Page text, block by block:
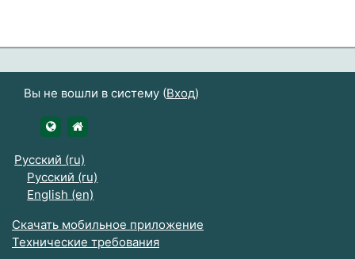
Вы не вошли в систему (Вход)
https://udsau.ru
Русский ‎(ru)‎
Русский ‎(ru)‎
English ‎(en)‎
Скачать мобильное приложение
Технические требования